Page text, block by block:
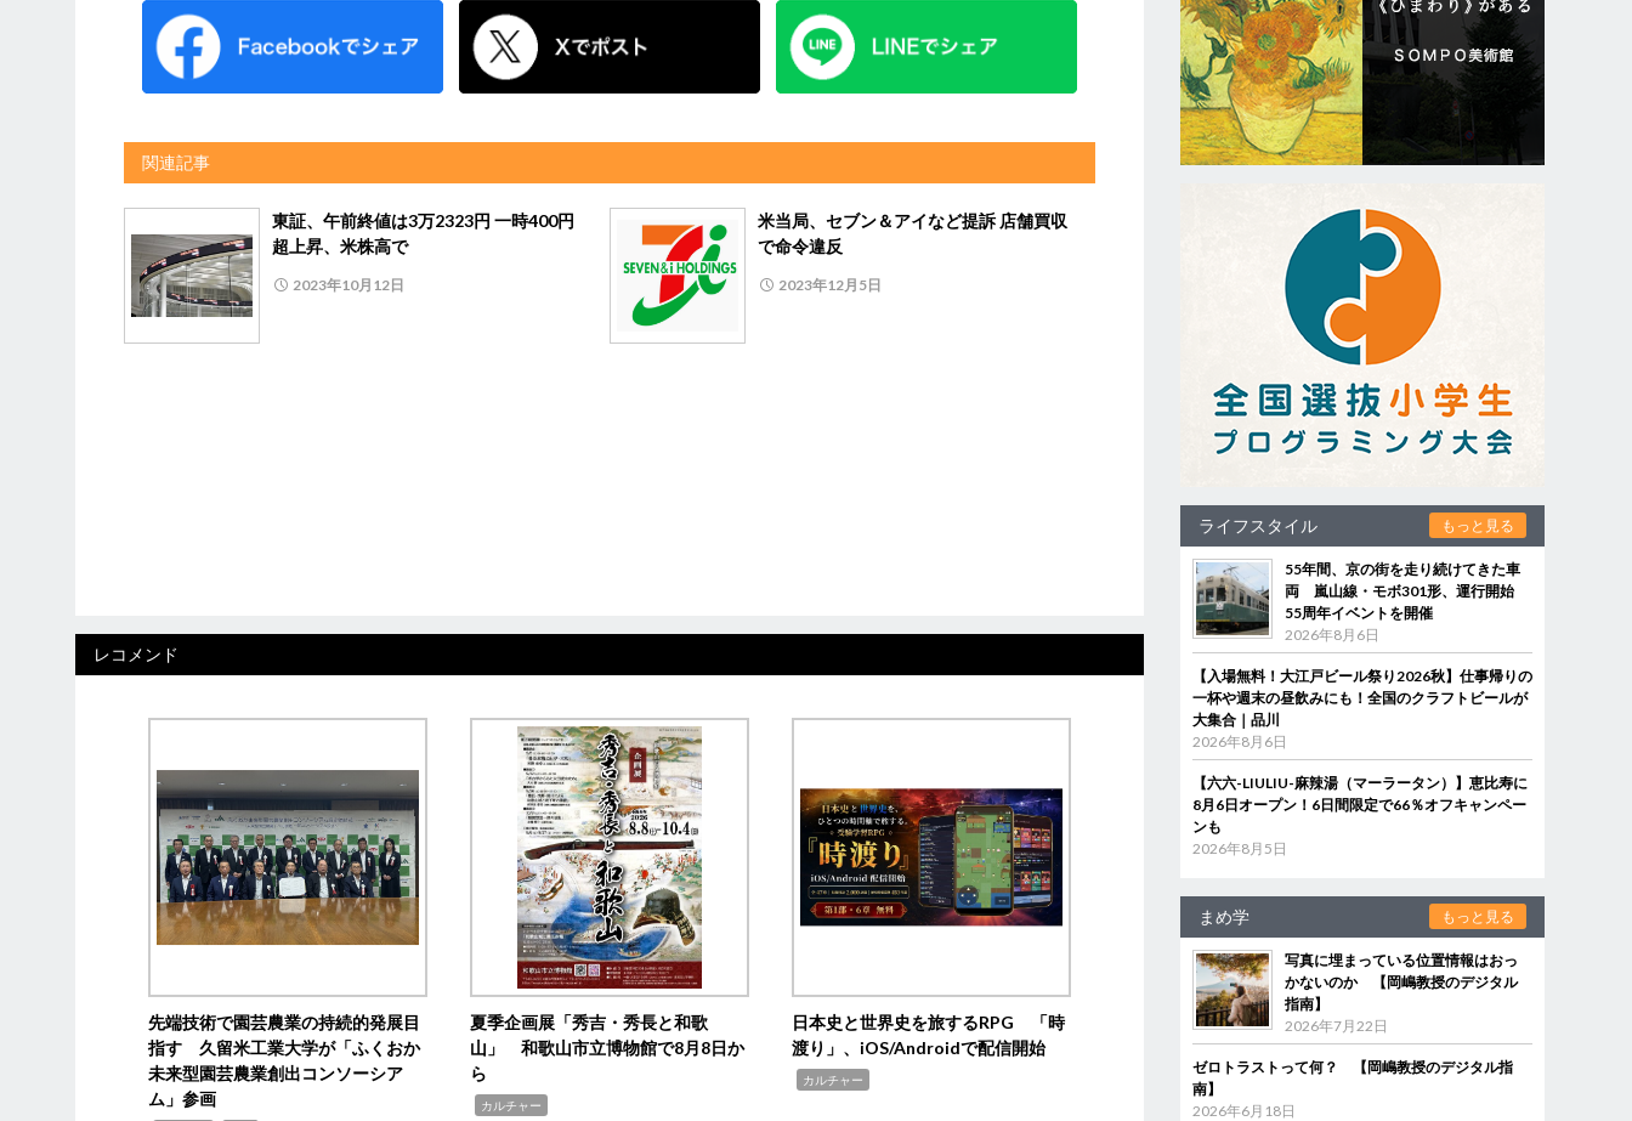
関連記事
東証、午前終値は3万2323円 一時400円
超上昇、米株高で
2023年10月12日
米当局、セブン＆アイなど提訴 店舗買収
で命令違反
2023年12月5日
レコメンド
先端技術で園芸農業の持続的発展目
指す 久留米工業大学が「ふくおか
未来型園芸農業創出コンソーシア
ム」参画
夏季企画展「秀吉・秀長と和歌
山」 和歌山市立博物館で8月8日か
ら
カルチャー
日本史と世界史を旅するRPG 「時
渡り」、iOS/Androidで配信開始
カルチャー
ライフスタイル もっと見る
55年間、京の街を走り続けてきた車
両 嵐山線・モボ301形、運行開始
55周年イベントを開催
2026年8月6日
【入場無料！大江戸ビール祭り2026秋】仕事帰りの
一杯や週末の昼飲みにも！全国のクラフトビールが
大集合｜品川
2026年8月6日
【六六-LIULIU-麻辣湯（マーラータン）】恵比寿に
8月6日オープン！6日間限定で66％オフキャンペー
ンも
2026年8月5日
まめ学 もっと見る
写真に埋まっている位置情報はおっ
かないのか 【岡嶋教授のデジタル
指南】
2026年7月22日
ゼロトラストって何？ 【岡嶋教授のデジタル指
南】
2026年6月18日